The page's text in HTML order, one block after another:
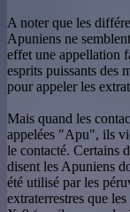
A noter que les
Apuniens ne
effet une appellation
esprits puissants des
pour appeler les
Mais quand les
appelées "Apu", ils
le contacté. Certains
disent les Apuniens
été utilisé par les
extraterrestres que